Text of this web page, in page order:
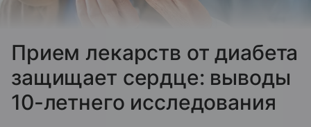
Прием лекарств от диабета
защищает сердце: выводы
10-летнего исследования